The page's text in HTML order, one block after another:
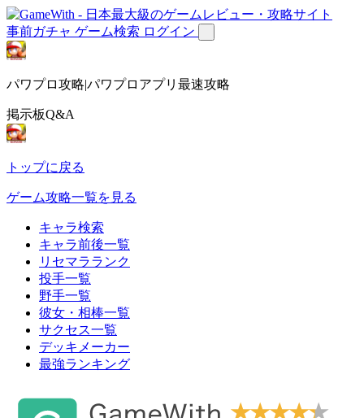
事前ガチャ ゲーム検索 ログイン
パワプロ攻略|パワプロアプリ最速攻略
掲示板Q&A
トップに戻る
ゲーム攻略一覧を見る
キャラ検索
キャラ前後一覧
リセマラランク
投手一覧
野手一覧
彼女・相棒一覧
サクセス一覧
デッキメーカー
最強ランキング